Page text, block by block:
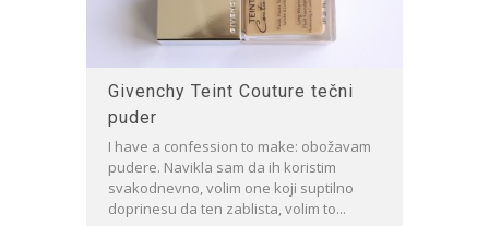
Givenchy Teint Couture tečni
puder
I have a confession to make: obožavam
pudere. Navikla sam da ih koristim
svakodnevno, volim one koji suptilno
doprinesu da ten zablista, volim to...